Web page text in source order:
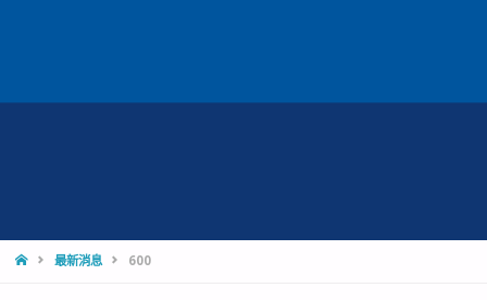
HOME最新消息 600